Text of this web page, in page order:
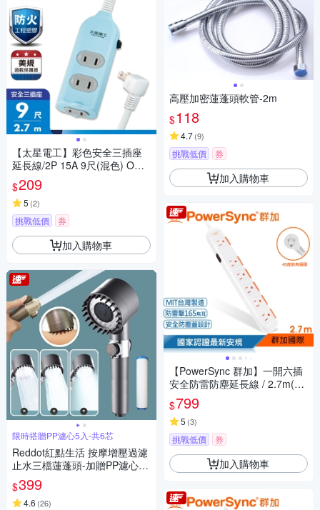
【太星電工】彩色安全三插座
延長線/2P 15A 9尺(混色) OCU
30209
$209
5 (2)
挑戰低價 券
加入購物車
限時搭贈PP濾心5入-共6芯
Reddot紅點生活 按摩增壓過濾
止水三檔蓮蓬頭-加贈PP濾心5
入(共6芯)
$399
4.6 (26)
高壓加密蓮蓬頭軟管-2m
$118
4.7(9)
挑戰低價 券
加入購物車
【PowerSync 群加】一開六插
安全防雷防塵延長線 / 2.7m(TS
6W9027)
$799
5 (3)
挑戰低價 券
加入購物車